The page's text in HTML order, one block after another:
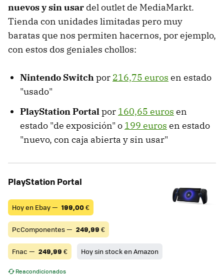
nuevos y sin usar del outlet de MediaMarkt.
Tienda con unidades limitadas pero muy
baratas que nos permiten hacernos, por ejemplo,
con estos dos geniales chollos:
Nintendo Switchpor 216,75 euros en estado
"usado"
PlayStation Portalpor 160,65 euros en
estado "de exposición" o 199 euros en estado
"nuevo, con caja abierta y sin usar"
PlayStation Portal
Hoy en Ebay — 199,00€
PcComponentes — 249,99 €
Fnac — 249,99 € Hoy sin stock en Amazon
Reacondicionados